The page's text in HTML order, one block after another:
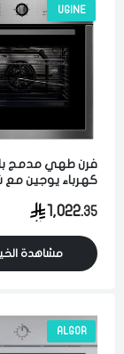
UGINE
فرن طهي مدمج
يدوي اشعال ذاتي
1,022.35
مشاهدة
ALGOR